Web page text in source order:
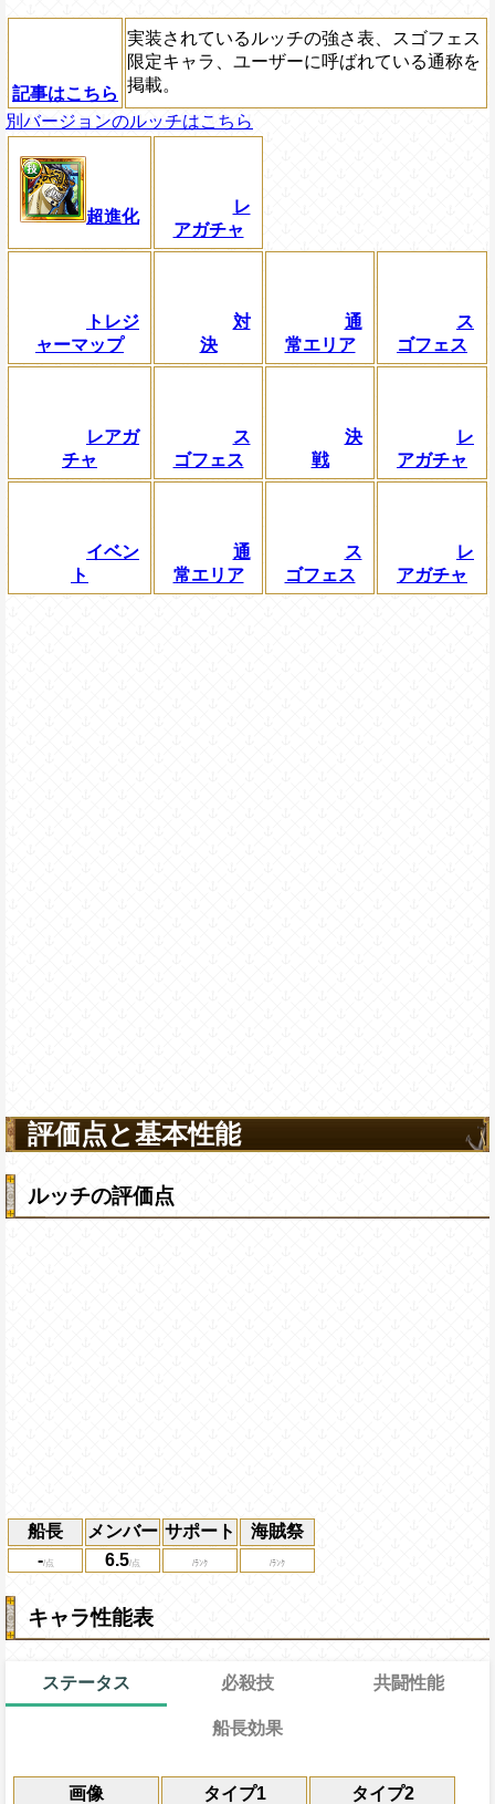
記事はこちら
実装されているルッチの強さ表、スゴフェス
限定キャラ、ユーザーに呼ばれている通称を
掲載。
別バージョンのルッチはこちら
超進化
レ
アガチャ
トレジ
ャーマップ
対
決
通
常エリア
ス
ゴフェス
レアガ
チャ
ス
ゴフェス
決
戦
レ
アガチャ
イベン
ト
通
常エリア
ス
ゴフェス
レ
アガチャ
評価点と基本性能
ルッチの評価点
船長 メンバー サポート
海賊祭
-
6.5
キャラ性能表
ステータス
画像 タイプ1 タイプ2
必殺技
通常 17→11ターン
限界突破
共闘性能
共闘性能
船長効果